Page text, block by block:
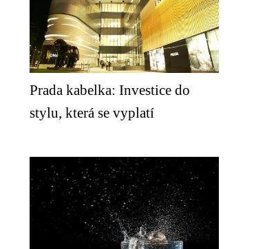
Prada kabelka: Investice do
stylu, která se vyplatí